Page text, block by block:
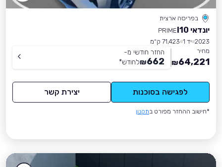
בפריסה ארצית
יונדאי I10
PRIME
2023 יד 1
71,423 ק״מ
מחיר
64,221
₪
החזר חודשי מ-
662
₪לחודש*
לפגישה בסוכנות יצירת קשר
*חישוב ההחזר מפורט בתקנון